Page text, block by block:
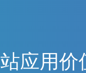
站应用价